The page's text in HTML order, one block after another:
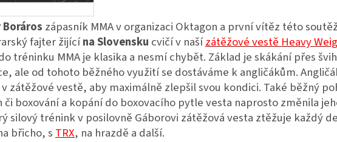
Boráros zápasník MMA v organizaci Oktagon a první vítěz této
fajter žijícína Slovensku cvičí v našízátěžové vestě Heavy
tréninku MMA je klasika a nesmí chybět. Základ je skákání přes
ale od tohoto běžného využití se dostáváme k angličákům.
zátěžové vestě, aby maximálně zlepšil svou kondici. Také běžný
či boxování a kopání do boxovacího pytle vesta naprosto změnila
silový trénink v posilovně Gáborovi zátěžová vesta ztěžuje každý
břicho, sTRX, na hrazdě a další.